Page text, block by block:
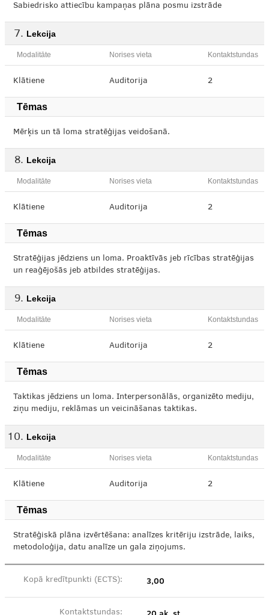
Sabiedrisko attiecību kampaņas plāna posmu izstrāde
Lekcija
Modalitāte Norises vieta Kontaktstundas
Klātiene Auditorija 2
Tēmas
Mērķis un tā loma stratēģijas veidošanā.
Lekcija
Modalitāte Norises vieta Kontaktstundas
Klātiene Auditorija 2
Tēmas
Stratēģijas jēdziens un loma. Proaktīvās jeb rīcības stratēģijas
un reaģējošās jeb atbildes stratēģijas.
Lekcija
Modalitāte Norises vieta Kontaktstundas
Klātiene Auditorija 2
Tēmas
Taktikas jēdziens un loma. Interpersonālās, organizēto mediju,
ziņu mediju, reklāmas un veicināšanas taktikas.
Lekcija
Modalitāte Norises vieta Kontaktstundas
Klātiene Auditorija 2
Tēmas
Stratēģiskā plāna izvērtēšana: analīzes kritēriju izstrāde, laiks,
metodoloģija, datu analīze un gala ziņojums.
Kopā kredītpunkti (ECTS): 3,00
Kontaktstundas: